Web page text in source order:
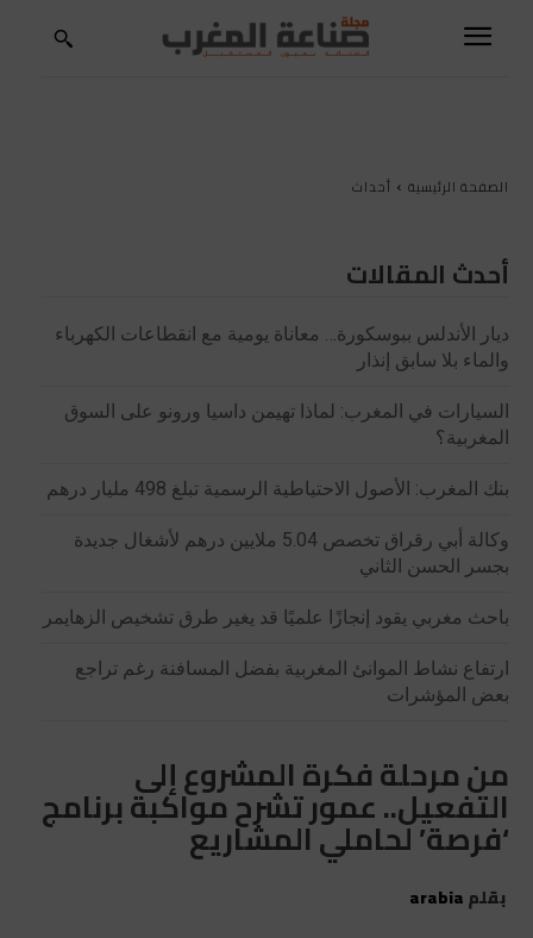
الصفحة الرئيسية أحداث
أحدث المقالات
ديار الأندلس ببوسكورة… معاناة يومية مع انقطاعات الكهرباء
والماء بلا سابق إنذار
السيارات في المغرب: لماذا تهيمن داسيا ورونو على السوق
المغربية؟
بنك المغرب: الأصول الاحتياطية الرسمية تبلغ 498 مليار درهم
وكالة أبي رقراق تخصص 5.04 ملايين درهم لأشغال جديدة
بجسر الحسن الثاني
باحث مغربي يقود إنجازًا علميًا قد يغير طرق تشخيص الزهايمر
ارتفاع نشاط الموانئ المغربية بفضل المسافنة رغم تراجع
بعض المؤشرات
من مرحلة فكرة المشروع إلى
التفعيل.. عمور تشرح مواكبة برنامج
‘فرصة’ لحاملي المشاريع
بقلمarabia